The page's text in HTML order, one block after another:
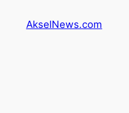
AkselNews.com